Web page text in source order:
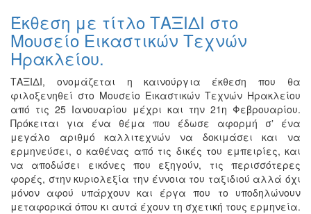
Εκθέσεις
Εκδηλώσεις
για
Άλλες
Εκδηλώσεις
ΤΟΠΟΣ
ΜΑΣ
Έκθεση με τίτλο ΤΑΞΙΔΙ στο
Μουσείο Εικαστικών Τεχνών
Ηρακλείου.
ΤΑΞΙΔΙ, ονομάζεται η καινούργια έκθεση που θα
φιλοξενηθεί στο Μουσείο Εικαστικών Τεχνών Ηρακλείου
από τις 25 Ιανουαρίου μέχρι και την 21η Φεβρουαρίου.
Πρόκειται για ένα θέμα που έδωσε αφορμή σʼ ένα
μεγάλο αριθμό καλλιτεχνών να δοκιμάσει και να
ερμηνεύσει, ο καθένας από τις δικές του εμπειρίες, και
να αποδώσει εικόνες που εξηγούν, τις περισσότερες
φορές, στην κυριολεξία την έννοια του ταξιδιού αλλά όχι
μόνον αφού υπάρχουν και έργα που το υποδηλώνουν
μεταφορικά όπου κι αυτά έχουν τη σχετική τους ερμηνεία.